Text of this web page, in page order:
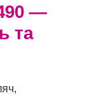
—
та